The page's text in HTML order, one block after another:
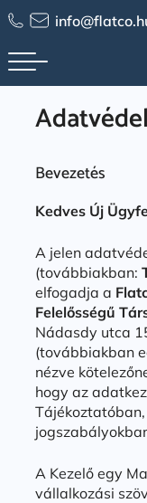
Skip
to
content
Bevezetés
Kedves Új
A jelen
(továbbiakban:
elfogadja a
Felelősségű
Nádasdy utca
(továbbiakban
nézve
hogy az
A Kezelő egy
vállalkozási